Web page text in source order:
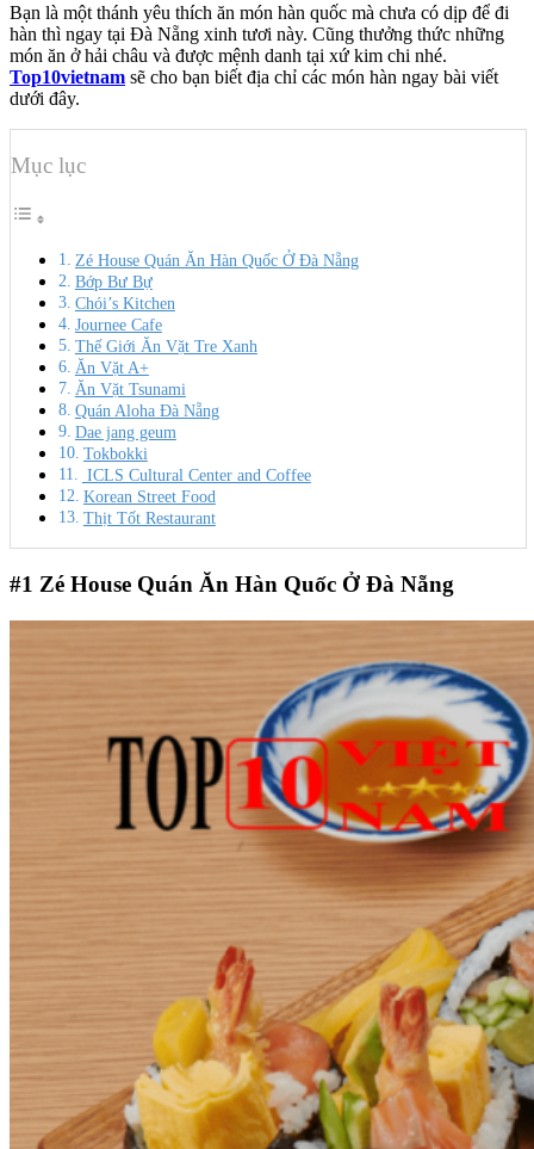
Bạn là một thánh yêu thích ăn món hàn quốc mà chưa có dịp để đi
hàn thì ngay tại Đà Nẵng xinh tươi này. Cũng thưởng thức những
món ăn ở hải châu và được mệnh danh tại xứ kim chi nhé.
Top10vietnam sẽ cho bạn biết địa chỉ các món hàn ngay bài viết
dưới đây.
Mục lục
Zé House Quán Ăn Hàn Quốc Ở Đà Nẵng
Bớp Bư Bự
Chói’s Kitchen
Journee Cafe
Thế Giới Ăn Vặt Tre Xanh
Ăn Vặt A+
Ăn Vặt Tsunami
Quán Aloha Đà Nẵng
Dae jang geum
Tokbokki
ICLS Cultural Center and Coffee
Korean Street Food
Thịt Tốt Restaurant
#1 Zé House Quán Ăn Hàn Quốc Ở Đà Nẵng